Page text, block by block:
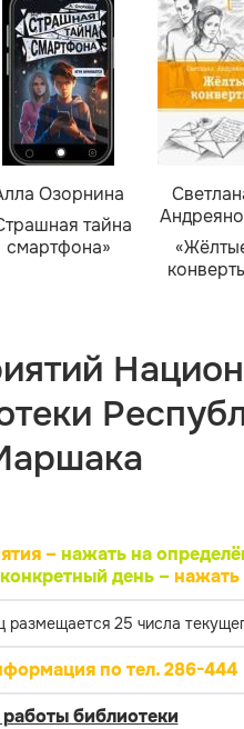
Озорнина
тайна
смартфона»
– нажать на
день –нажать
25 числа
по тел. 286-444
библиотеки